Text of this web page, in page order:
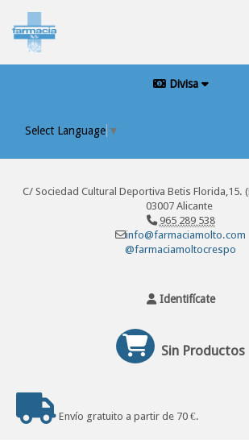
Divisa
Select Language ▼
C/ Sociedad Cultural Deportiva Betis Florida,15.
03007 Alicante
965 289 538
info@farmaciamolto.com
@farmaciamoltocrespo
Identifícate
Sin Productos
Envío gratuito a partir de 70 €.